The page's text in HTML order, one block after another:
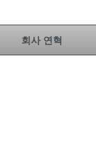
회사 연혁